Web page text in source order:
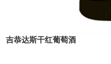
吉恭达斯干红葡萄酒